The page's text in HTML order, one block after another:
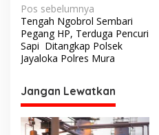
N
a
v
i
g
a
s
Pos sebelumnya
Tengah Ngobrol Sembari
Pegang HP, Terduga Pencuri
Sapi Ditangkap Polsek
Jayaloka Polres Mura
Jangan Lewatkan